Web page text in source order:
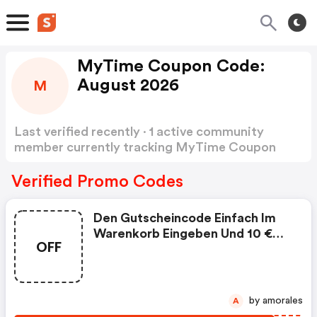
M
MyTime Coupon Code:
August 2026
Last verified recently · 1 active community
member currently tracking MyTime Coupon
Verified Promo Codes
OFF
Den Gutscheincode Einfach Im
Warenkorb Eingeben Und 10 €
Pro Kunde - Der Rabatt Gilt Auf
A by amorales